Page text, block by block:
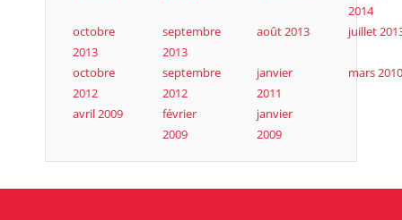
2014
octobre
2013
septembre
2013
août 2013 juillet
octobre
2012
septembre
2012
janvier
2011
mars 2010
avril 2009
février
2009
janvier
2009